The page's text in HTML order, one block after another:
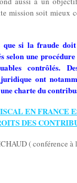
mission soit mieux
si la fraude doit
selon une
contrôlés.
ont
charte du
EN FRANCE
DES
( conférence à